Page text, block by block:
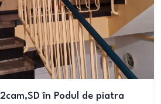
în Podul de piatra